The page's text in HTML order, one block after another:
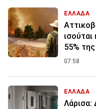
ΕΛΛΑΔΑ
55%
07:58
ΕΛΛΑΔΑ